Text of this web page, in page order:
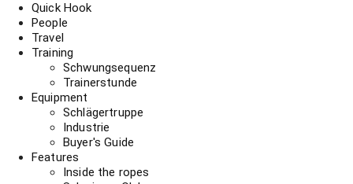
Quick Hook
People
Travel
Training
Schwungsequenz
Trainerstunde
Equipment
Schlägertruppe
Industrie
Buyer's Guide
Features
Inside the ropes